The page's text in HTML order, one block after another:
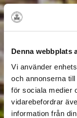
Denna webbplats
Vi använder
och annonserna
för sociala medier
vidarebefordrar
information från